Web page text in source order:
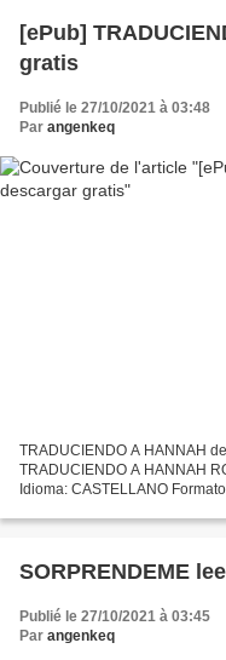
[ePub]
gratis
Publié le 27/10/2021 à 03:48
Par angenkeq
TRADUCIENDO A HANNAH
TRADUCIENDO A HANNAH
Idioma: CASTELLANO
eBook gratis Libros...
SORPRENDEME
Publié le 27/10/2021 à 03:45
Par angenkeq